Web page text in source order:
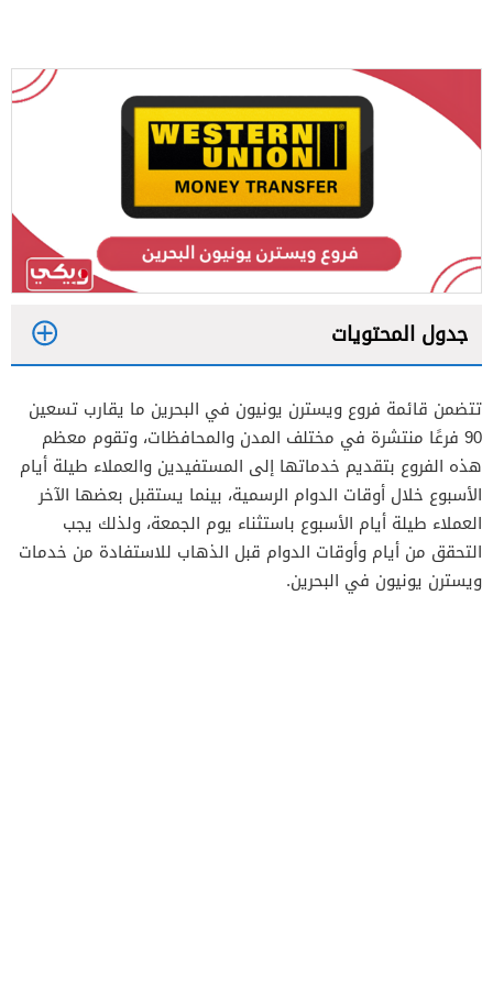
جدول المحتويات
2
تتضمن قائمة فروع ويسترن يونيون في البحرين ما يقارب تسعين
90 فرعًا منتشرة في مختلف المدن والمحافظات، وتقوم معظم
هذه الفروع بتقديم خدماتها إلى المستفيدين والعملاء طيلة أيام
الأسبوع خلال أوقات الدوام الرسمية، بينما يستقبل بعضها الآخر
العملاء طيلة أيام الأسبوع باستثناء يوم الجمعة، ولذلك يجب
التحقق من أيام وأوقات الدوام قبل الذهاب للاستفادة من خدمات
ويسترن يونيون في البحرين.